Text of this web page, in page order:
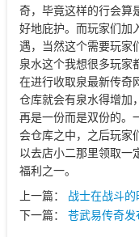
奇，毕竟这样的行会算
好地庇护。而玩家们加
遇，当然这个需要玩家
泉水这个我想很多玩家
在进行收取泉最新传奇
仓库就会有泉水得增加
再是一份而是双份的。
会仓库之中，之后玩家
以去店小二那里领取一
福利之一。
上一篇： 战士在战斗
下一篇： 苍武易传奇发